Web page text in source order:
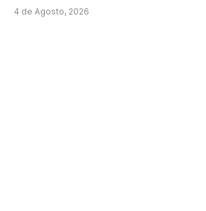
4 de Agosto, 2026